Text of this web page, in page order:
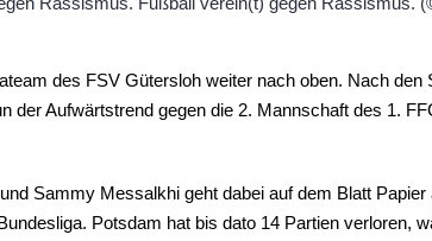
des FSV Gütersloh weiter nach oben. Nach den
der Aufwärtstrend gegen die 2. Mannschaft des 1.
Sammy Messalkhi geht dabei auf dem Blatt
Potsdam hat bis dato 14 Partien verloren,